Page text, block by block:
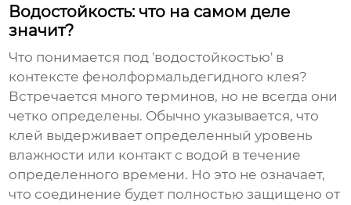
Водостойкость: что на самом деле
значит?
Что понимается под 'водостойкостью' в
контексте фенолформальдегидного клея?
Встречается много терминов, но не всегда они
четко определены. Обычно указывается, что
клей выдерживает определенный уровень
влажности или контакт с водой в течение
определенного времени. Но это не означает,
что соединение будет полностью защищено от